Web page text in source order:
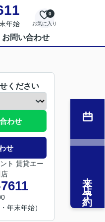
年始 お気に入り
0
お問い合わせ
ください
わせ
せ
ト 賃貸エー
年末年始）
来店予約